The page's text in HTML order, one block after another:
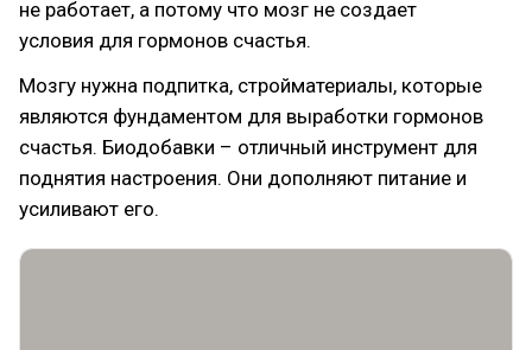
не работает, а потому что мозг не создает
условия для гормонов счастья.
Мозгу нужна подпитка, стройматериалы, которые
являются фундаментом для выработки гормонов
счастья. Биодобавки – отличный инструмент для
поднятия настроения. Они дополняют питание и
усиливают его.